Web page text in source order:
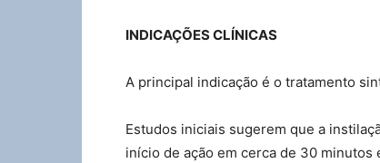
INDICAÇÕES CLÍNICAS
A principal indicação é o tratamento
Estudos iniciais sugerem que a
início de ação em cerca de 30